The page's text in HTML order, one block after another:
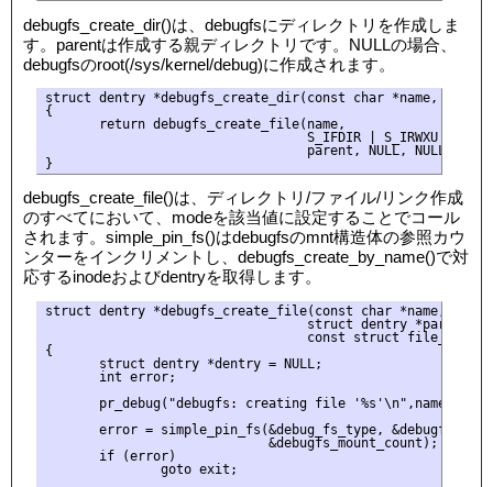
debugfs_create_dir()は、debugfsにディレクトリを作成しま
す。parentは作成する親ディレクトリです。NULLの場合、
debugfsのroot(/sys/kernel/debug)に作成されます。
struct dentry *debugfs_create_dir(const char *name,
{
       return debugfs_create_file(name,
S_IFDIR | S_IRWXU |
                                  parent, NULL, NULL);
debugfs_create_file()は、ディレクトリ/ファイル/リンク作成
のすべてにおいて、modeを該当値に設定することでコール
されます。simple_pin_fs()はdebugfsのmnt構造体の参照カウ
ンターをインクリメントし、debugfs_create_by_name()で対
応するinodeおよびdentryを取得します。
struct dentry *debugfs_create_file(const char *name,
struct dentry *parent,
const struct
{
       struct dentry *dentry = NULL;
       int error;
       pr_debug("debugfs: creating file '%s'\n",name);
error = simple_pin_fs(&debug_fs_type,
                             &debugfs_mount_count);
       if (error)
               goto exit;